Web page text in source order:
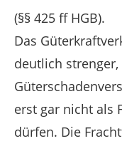
(§§ 425 ff HGB).
Das
deutlich
erst gar nicht als
dürfen. Die